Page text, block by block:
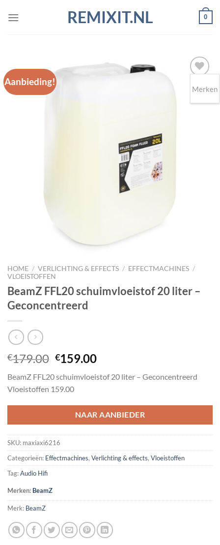
naar
REMIXIT.NL 0
Aanbieding!
Toevoegen
HOME / VERLICHTING & EFFECTS / EFFECTMACHINES /
VLOEISTOFFEN
BeamZ FFL20 schuimvloeistof 20 liter –
Geconcentreerd
€179.00 Oorspronkelijke
was:
€179.00.
€159.00Huidige
is:
BeamZ FFL20 schuimvloeistof 20 liter – Geconcentreerd
Vloeistoffen 159.00
NAAR AANBIEDER
SKU: maxiaxi6216
Categorieën: Effectmachines, Verlichting & effects, Vloeistoffen
Tag:Audio Hifi
Merken: BeamZ
Merk: BeamZ
Merken